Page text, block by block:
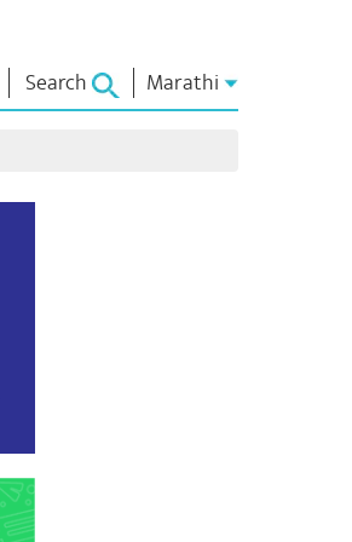
Search Marathi